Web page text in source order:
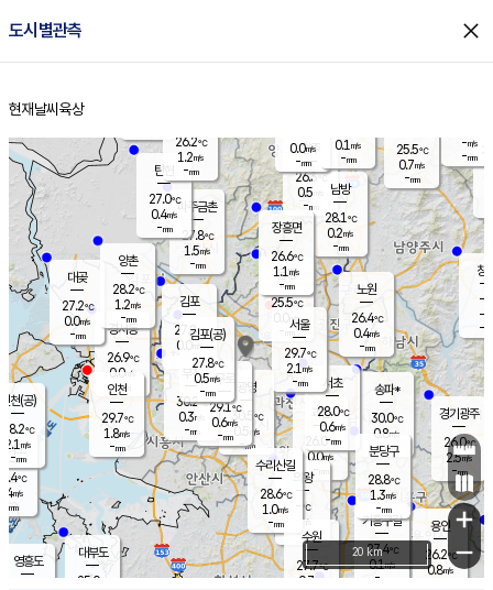
도시별관측 close
홈
현재날씨 육상
의도
℃
m/s
mm
영흥도
양주
26.3℃
0.5
-mm
과천
26.0℃
0.0m/s
- mm
용인
26.2℃
0.8m/s
경기광주
26.0℃
2.5m/s
-mm
대부도
25.0
경서동
26.9℃
0.0m/s
-mm
파주금촌
27.8℃
1.5m/s
-mm
25.5℃
0.7m/s
-mm
대곶
27.2℃
0.0m/s
-mm
창
-
-m/
-
탄현
27.0℃
0.4m/s
-mm
-m/s
-mm
의왕
- ℃
m/s
mm
김포
27.8℃
0.0 m/s
mm
광명
30.5 ℃
0.5 m/s
-mm
부천
30.2℃
0.3m/s
-mm
양촌
28.2℃
1.2m/s
-mm
구로
29.1℃
0.6m/s
-mm
은평
25.5℃
0.0 m/s
- mm
노원
26.4℃
0.4m/s
-mm
송파*
30.0℃
0.8m/s
-mm
서초
28.0℃
0.6m/s
-mm
남방
28.1℃
0.2m/s
-mm
기흥구갈
27.4℃
0.1m/s
-
수리산길
28.6℃
1.0m/s
-mm
분당구
28.8℃
1.3m/s
-mm
장흥면
26.6℃
1.1 m/s
-mm
0.0m/s
-mm
인천(공)
28.2℃
2.1 m/s
-mm
김포(공)
27.8℃
0.5m/s
-mm
수원
27.7℃
0.7 m/s
인천
29.7℃
1.8m/s
-mm
서울
29.7℃
2.1 m/s
-mm
26.2℃
1.2m/s
-mm
0.1 m/s
-mm
+
−
20 km